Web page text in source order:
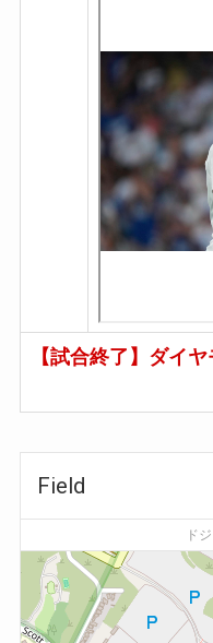
【試合終了】ダイ
Field
ド